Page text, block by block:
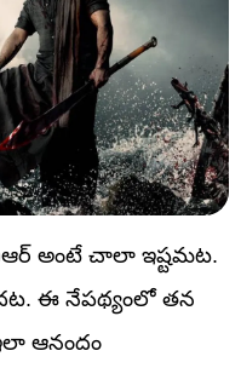
అంటే చాలా ఇష్టమట.
ఈ నేపథ్యంలో తన
ఆనందం